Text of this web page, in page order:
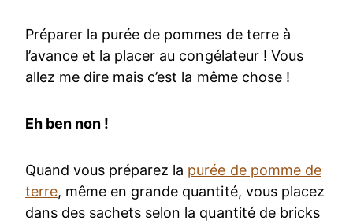
Préparer la purée de pommes de terre à
l’avance et la placer au congélateur ! Vous
allez me dire mais c’est la même chose !
Eh ben non !
Quand vous préparez la purée de pomme de
terre, même en grande quantité, vous placez
dans des sachets selon la quantité de bricks